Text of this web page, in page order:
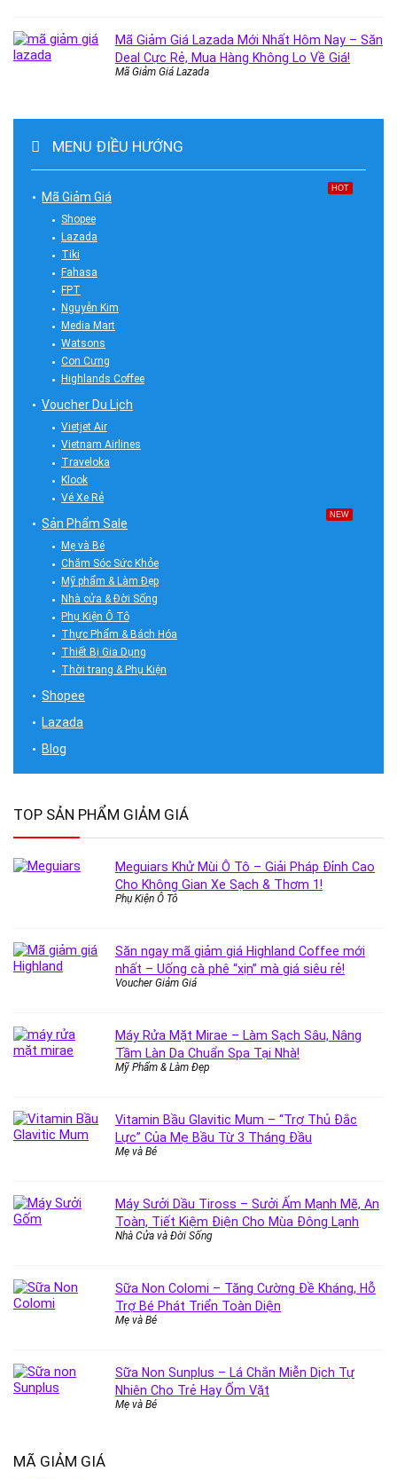
Mã Giảm Giá Lazada Mới Nhất Hôm Nay – Săn
Deal Cực Rẻ, Mua Hàng Không Lo Về Giá!
Mã Giảm Giá Lazada
MENU ĐIỀU HƯỚNG
Mã Giảm Giá
HOT
Shopee
Lazada
Tiki
Fahasa
FPT
Nguyễn Kim
Media Mart
Watsons
Con Cưng
Highlands Coffee
Voucher Du Lịch
Vietjet Air
Vietnam Airlines
Traveloka
Klook
Vé Xe Rẻ
Sản Phẩm Sale
NEW
Mẹ và Bé
Chăm Sóc Sức Khỏe
Mỹ phẩm & Làm Đẹp
Nhà cửa & Đời Sống
Phụ Kiện Ô Tô
Thực Phẩm & Bách Hóa
Thiết Bị Gia Dụng
Thời trang & Phụ Kiện
Shopee
Lazada
Blog
TOP SẢN PHẨM GIẢM GIÁ
Meguiars Khử Mùi Ô Tô – Giải Pháp Đỉnh Cao
Cho Không Gian Xe Sạch & Thơm 1!
Phụ Kiện Ô Tô
Săn ngay mã giảm giá Highland Coffee mới
nhất – Uống cà phê “xịn” mà giá siêu rẻ!
Voucher Giảm Giá
Máy Rửa Mặt Mirae – Làm Sạch Sâu, Nâng
Tầm Làn Da Chuẩn Spa Tại Nhà!
Mỹ Phẩm & Làm Đẹp
Vitamin Bầu Glavitic Mum – “Trợ Thủ Đắc
Lực” Của Mẹ Bầu Từ 3 Tháng Đầu
Mẹ và Bé
Máy Sưởi Dầu Tiross – Sưởi Ấm Mạnh Mẽ, An
Toàn, Tiết Kiệm Điện Cho Mùa Đông Lạnh
Nhà Cửa và Đời Sống
Sữa Non Colomi – Tăng Cường Đề Kháng, Hỗ
Trợ Bé Phát Triển Toàn Diện
Mẹ và Bé
Sữa Non Sunplus – Lá Chắn Miễn Dịch Tự
Nhiên Cho Trẻ Hay Ốm Vặt
Mẹ và Bé
MÃ GIẢM GIÁ